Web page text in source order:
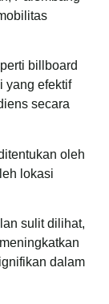
billboard
yang efektif
secara
oleh
lokasi
sulit dilihat,
dalam